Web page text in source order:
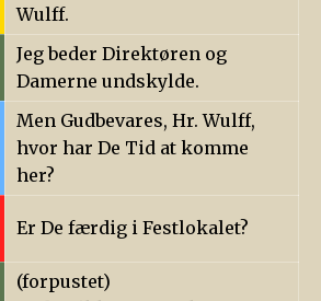
Wulff.
Jeg beder Direktøren og
Damerne undskylde.
Men Gudbevares, Hr. Wulff,
hvor har De Tid at komme
her?
Er De færdig i Festlokalet?
(forpustet)